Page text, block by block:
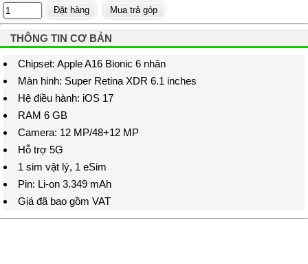
THÔNG TIN CƠ BẢN
Chipset: Apple A16 Bionic 6 nhân
Màn hinh: Super Retina XDR 6.1 inches
Hệ điều hành: iOS 17
RAM 6 GB
Camera: 12 MP/48+12 MP
Hỗ trợ 5G
1 sim vật lý, 1 eSim
Pin: Li-on 3.349 mAh
Giá đã bao gồm VAT